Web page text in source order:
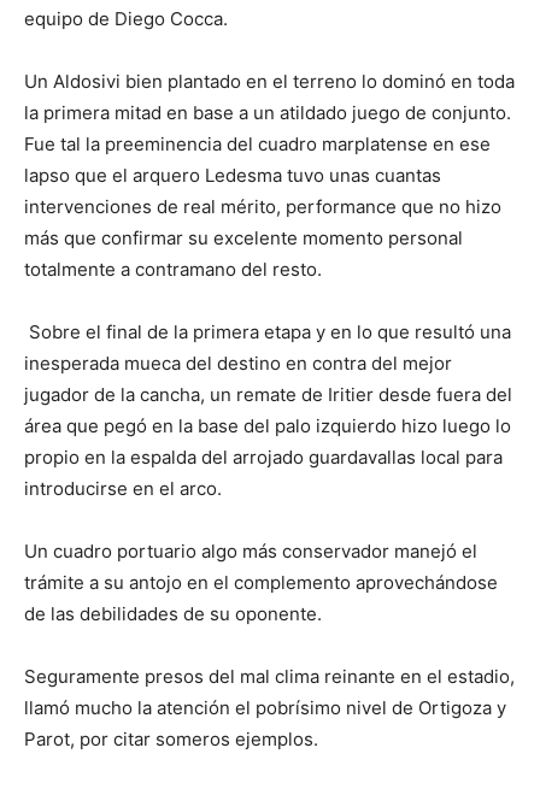
equipo de Diego Cocca.
Un Aldosivi bien plantado en el terreno lo dominó en toda
la primera mitad en base a un atildado juego de conjunto.
Fue tal la preeminencia del cuadro marplatense en ese
lapso que el arquero Ledesma tuvo unas cuantas
intervenciones de real mérito, performance que no hizo
más que confirmar su excelente momento personal
totalmente a contramano del resto.
Sobre el final de la primera etapa y en lo que resultó una
inesperada mueca del destino en contra del mejor
jugador de la cancha, un remate de Iritier desde fuera del
área que pegó en la base del palo izquierdo hizo luego lo
propio en la espalda del arrojado guardavallas local para
introducirse en el arco.
Un cuadro portuario algo más conservador manejó el
trámite a su antojo en el complemento aprovechándose
de las debilidades de su oponente.
Seguramente presos del mal clima reinante en el estadio,
llamó mucho la atención el pobrísimo nivel de Ortigoza y
Parot, por citar someros ejemplos.